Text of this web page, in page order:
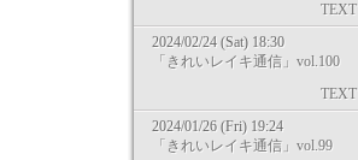
TEXT
2024/02/24 (Sat) 18:30
「きれいレイキ通信」vol.100
TEXT
2024/01/26 (Fri) 19:24
「きれいレイキ通信」vol.99